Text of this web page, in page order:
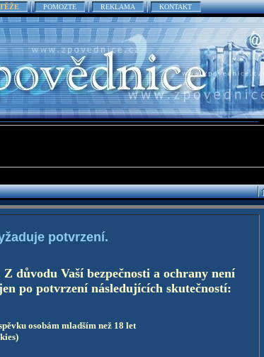
POMOZTE REKLAMA KONTAKT
potvrzení.
důvodu Vaší bezpečnosti a ochrany není
po potvrzení následujících skutečností:
osobám mladším než 18 let